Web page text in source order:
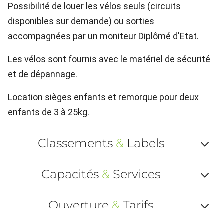
Possibilité de louer les vélos seuls (circuits
disponibles sur demande) ou sorties
accompagnées par un moniteur Diplômé d'Etat.
Les vélos sont fournis avec le matériel de sécurité
et de dépannage.
Location sièges enfants et remorque pour deux
enfants de 3 à 25kg.
Classements & Labels
ou
Capacités & Services
Ouverture & Tarifs